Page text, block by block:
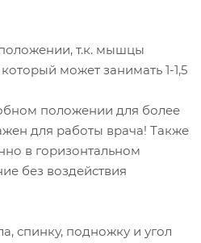
т.к. мышцы
может занимать 1-1,5
положении для более
для работы врача! Также
в горизонтальном
без воздействия
спинку, подножку и угол